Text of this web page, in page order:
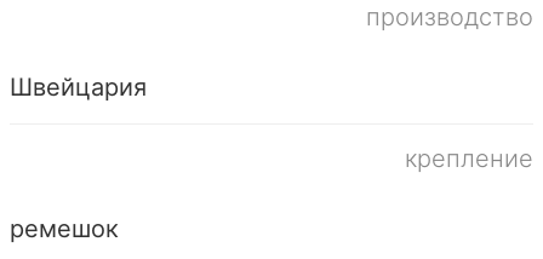
производство
Швейцария
крепление
ремешок